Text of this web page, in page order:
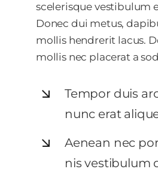
scelerisque vestibulum
Donec dui metus,
mollis hendrerit lacus.
mollis nec placerat a
Tempor duis
nunc erat
Aenean nec
nis vestibulum